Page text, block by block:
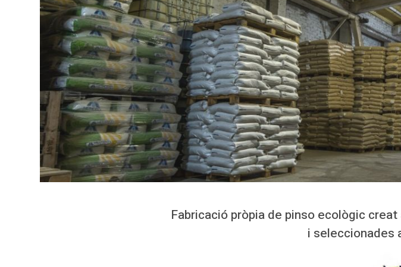
Fabricació pròpia de pinso ecològic
i seleccionades